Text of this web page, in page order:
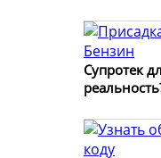
Супротек